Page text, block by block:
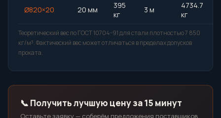
Ø820×20 20 мм
395
кг
3 м
4734.7
кг
Теоретический вес по ГОСТ 10704-91 для стали плотностью 7 850
кг/м³. Фактический вес может отличаться в пределах допусков
проката.
📞 Получить лучшую цену за 15 минут
Оставьте заявку — соберём предложения поставщиков